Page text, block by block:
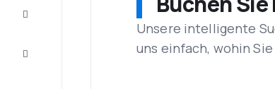
Unsere intelligente
uns einfach, wohin